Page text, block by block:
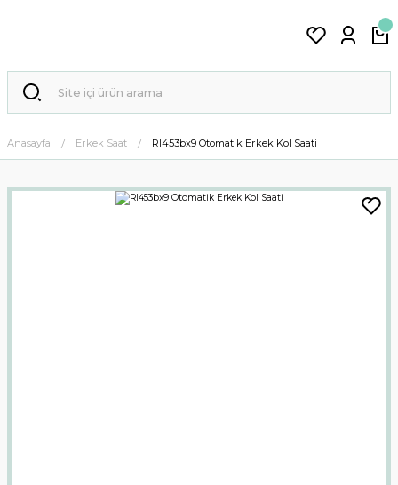
Anasayfa Erkek Saat Rl453bx9 Otomatik Erkek Kol Saati